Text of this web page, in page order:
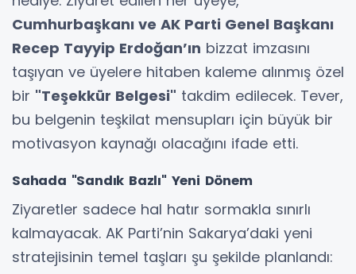
Cumhurbaşkanı ve AK Parti Genel Başkanı
Recep Tayyip Erdoğan’ın bizzat imzasını
taşıyan ve üyelere hitaben kaleme alınmış özel
bir "Teşekkür Belgesi" takdim edilecek. Tever,
bu belgenin teşkilat mensupları için büyük bir
motivasyon kaynağı olacağını ifade etti.
Sahada "Sandık Bazlı" Yeni Dönem
Ziyaretler sadece hal hatır sormakla sınırlı
kalmayacak. AK Parti’nin Sakarya’daki yeni
stratejisinin temel taşları şu şekilde planlandı: